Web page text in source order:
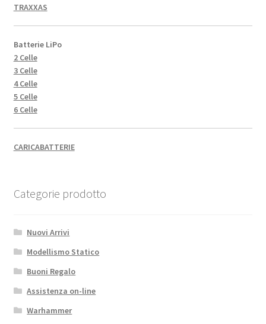
TRAXXAS
Batterie LiPo
2 Celle
3 Celle
4 Celle
5 Celle
6 Celle
CARICABATTERIE
Categorie prodotto
Nuovi Arrivi
Modellismo Statico
Buoni Regalo
Assistenza on-line
Warhammer